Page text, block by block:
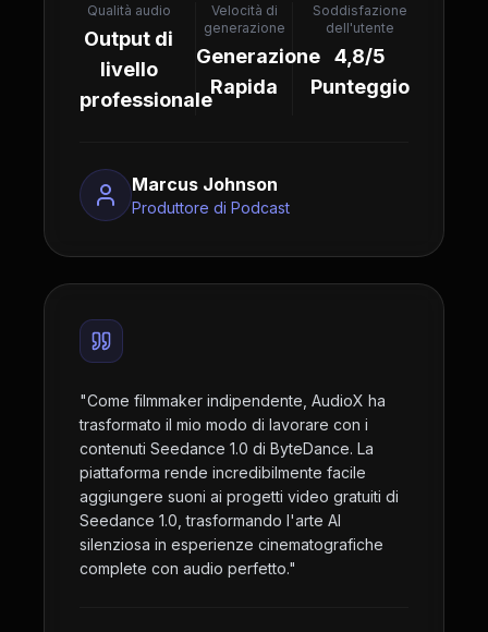
Qualità audio
Output di
livello
professionale
Velocità di
generazione
Generazione
Rapida
Soddisfazione
dell'utente
4,8/5
Punteggio
Marcus Johnson
Produttore di Podcast
"Come filmmaker indipendente, AudioX ha
trasformato il mio modo di lavorare con i
contenuti Seedance 1.0 di ByteDance. La
piattaforma rende incredibilmente facile
aggiungere suoni ai progetti video gratuiti di
Seedance 1.0, trasformando l'arte AI
silenziosa in esperienze cinematografiche
complete con audio perfetto."